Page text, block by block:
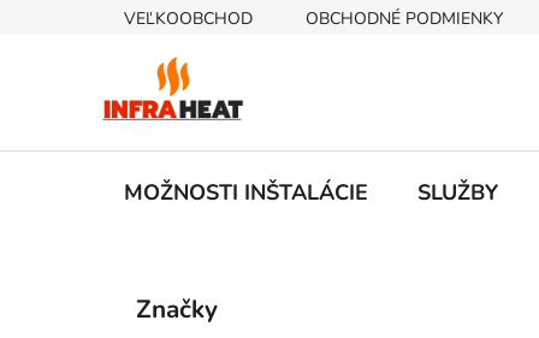
VEĽKOOBCHOD OBCHODNÉ PODMIENKY
MOŽNOSTI INŠTALÁCIE SLUŽBY
Preskočiť
kategórie
Značky